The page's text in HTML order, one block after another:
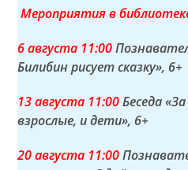
Мероприятия в
6 августа 11:00
Билибин рисует сказку», 6+
13 августа 11:00Беседа
взрослые, и дети», 6+
20 августа 11:00